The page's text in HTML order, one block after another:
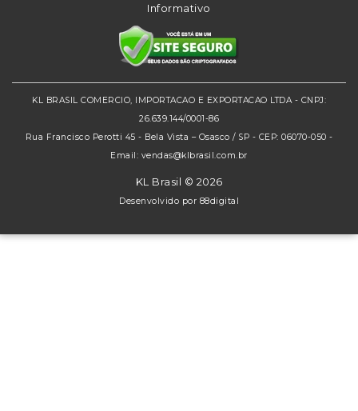
Informativo
KL BRASIL COMERCIO, IMPORTACAO E EXPORTACAO LTDA - CNPJ:
26.639.144/0001-86
Rua Francisco Perotti 45 - Bela Vista – Osasco / SP - CEP: 06070-050 -
Email: vendas@klbrasil.com.br
KL Brasil © 2026
Desenvolvido por 88digital